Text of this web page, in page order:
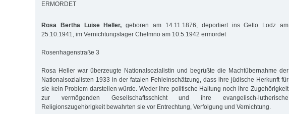
ERMORDET
Rosa Bertha Luise Heller, geboren am 14.11.1876, deportiert ins Getto Lodz am
25.10.1941, im Vernichtungslager Chelmno am 10.5.1942 ermordet
Rosenhagenstraße 3
Rosa Heller war überzeugte Nationalsozialistin und begrüßte die Machtübernahme der
Nationalsozialisten 1933 in der fatalen Fehleinschätzung, dass ihre jüdische Herkunft für
sie kein Problem darstellen würde. Weder ihre politische Haltung noch ihre Zugehörigkeit
zur vermögenden Gesellschaftsschicht und ihre evangelisch-lutherische
Religionszugehörigkeit bewahrten sie vor Entrechtung, Verfolgung und Vernichtung.